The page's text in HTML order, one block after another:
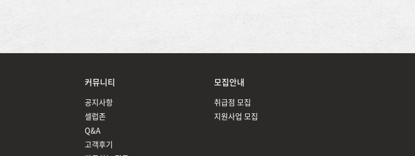
커뮤니티
공지사항
셀럽존
Q&A
고객후기
모집안내
취급점 모집
지원사업 모집